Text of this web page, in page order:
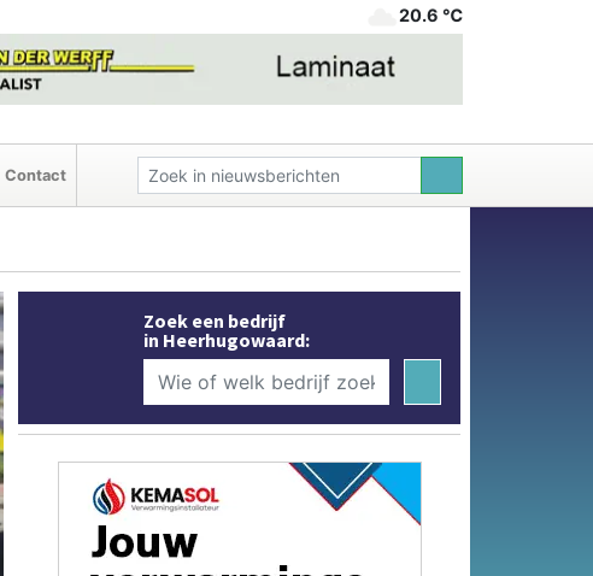
20.6 ℃
Contact
Zoek een bedrijf
in Heerhugowaard: